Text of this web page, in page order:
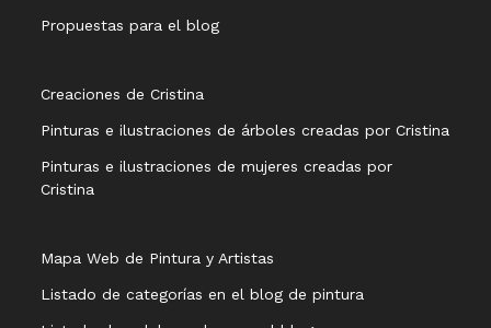
Propuestas para el blog
Creaciones de Cristina
Pinturas e ilustraciones de árboles creadas por Cristina
Pinturas e ilustraciones de mujeres creadas por
Cristina
Mapa Web de Pintura y Artistas
Listado de categorías en el blog de pintura